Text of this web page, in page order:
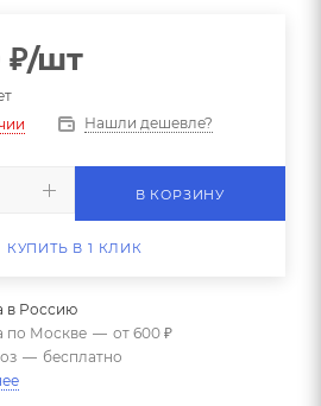
₽/шт
Нашли дешевле?
В КОРЗИНУ
КУПИТЬ В 1 КЛИК
в Россию
по Москве — от 600 ₽
— бесплатно